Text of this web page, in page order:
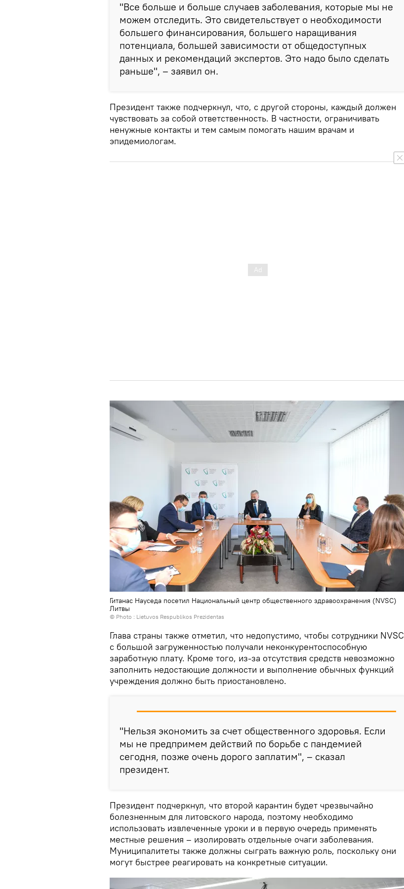
"Все больше и больше случаев заболевания, которые мы не
можем отследить. Это свидетельствует о необходимости
большего финансирования, большего наращивания
потенциала, большей зависимости от общедоступных
данных и рекомендаций экспертов. Это надо было сделать
раньше", – заявил он.
Президент также подчеркнул, что, с другой стороны, каждый должен
чувствовать за собой ответственность. В частности, ограничивать
ненужные контакты и тем самым помогать нашим врачам и
эпидемиологам.
Гитанас Науседа посетил Национальный центр общественного здравоохранения (NVSC)
Литвы
© Photo : Lietuvos Respublikos Prezidentas
Глава страны также отметил, что недопустимо, чтобы сотрудники NVSC
с большой загруженностью получали неконкурентоспособную
заработную плату. Кроме того, из-за отсутствия средств невозможно
заполнить недостающие должности и выполнение обычных функций
учреждения должно быть приостановлено.
"Нельзя экономить за счет общественного здоровья. Если
мы не предпримем действий по борьбе с пандемией
сегодня, позже очень дорого заплатим", – сказал
президент.
Президент подчеркнул, что второй карантин будет чрезвычайно
болезненным для литовского народа, поэтому необходимо
использовать извлеченные уроки и в первую очередь применять
местные решения – изолировать отдельные очаги заболевания.
Муниципалитеты также должны сыграть важную роль, поскольку они
могут быстрее реагировать на конкретные ситуации.